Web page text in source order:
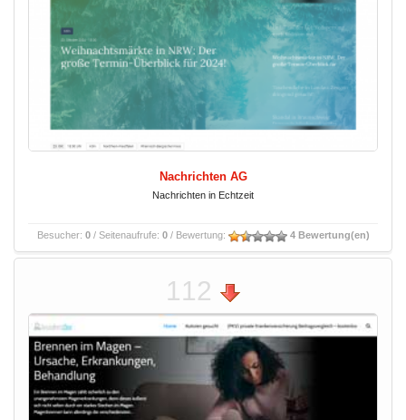
Nachrichten AG
Nachrichten in Echtzeit
Besucher: 0/ Seitenaufrufe: 0/ Bewertung: 4 Bewertung(en)
112